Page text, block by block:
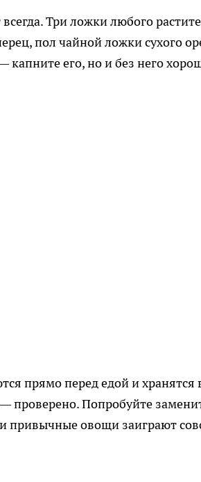
Три ложки любого
пол чайной ложки сухого
капните его, но и без него
прямо перед едой и
проверено. Попробуйте
привычные овощи заиграют